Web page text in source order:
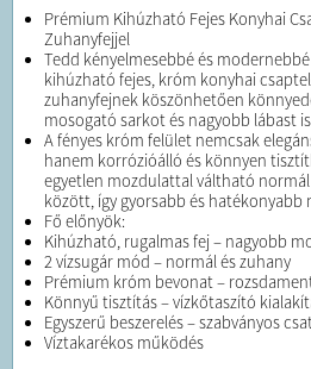
Prémium Kihúzható Fejes Konyhai
Zuhanyfejjel
Tedd kényelmesebbé és
kihúzható fejes, króm konyhai
zuhanyfejnek köszönhetően
mosogató sarkot és nagyobb lábast
A fényes króm felület nemcsak
hanem korrózióálló és könnyen
egyetlen mozdulattal váltható
között, így gyorsabb és hatékonyabb
Fő előnyök:
Kihúzható, rugalmas fej – nagyobb
2 vízsugár mód – normál és zuhany
Prémium króm bevonat –
Könnyű tisztítás – vízkőtaszító
Egyszerű beszerelés – szabványos
Víztakarékos működés